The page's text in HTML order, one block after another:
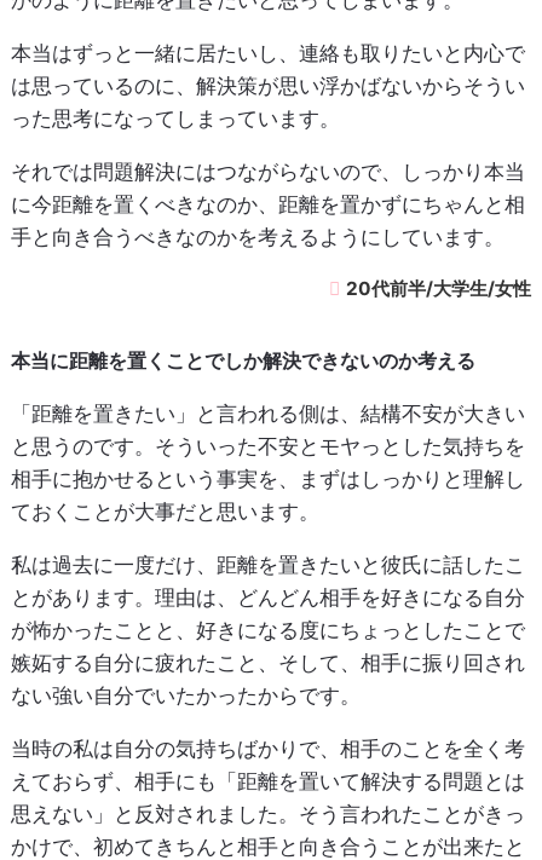
本当はずっと一緒に居たいし、連絡も取りたいと内心で
は思っているのに、解決策が思い浮かばないからそうい
った思考になってしまっています。
それでは問題解決にはつながらないので、しっかり本当
に今距離を置くべきなのか、距離を置かずにちゃんと相
手と向き合うべきなのかを考えるようにしています。
20代前半/大学生/女性
本当に距離を置くことでしか解決できないのか考える
「距離を置きたい」と言われる側は、結構不安が大きい
と思うのです。そういった不安とモヤっとした気持ちを
相手に抱かせるという事実を、まずはしっかりと理解し
ておくことが大事だと思います。
私は過去に一度だけ、距離を置きたいと彼氏に話したこ
とがあります。理由は、どんどん相手を好きになる自分
が怖かったことと、好きになる度にちょっとしたことで
嫉妬する自分に疲れたこと、そして、相手に振り回され
ない強い自分でいたかったからです。
当時の私は自分の気持ちばかりで、相手のことを全く考
えておらず、相手にも「距離を置いて解決する問題とは
思えない」と反対されました。そう言われたことがきっ
かけで、初めてきちんと相手と向き合うことが出来たと